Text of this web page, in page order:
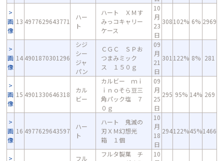
画
像
13 4977629643771
ハー
ト
ハート ＸＭす
みっコキャリー
ケース
10
月
23
日
308102% 6% 2969
画
像
14 4901870301296
シジ
シー
ジャ
パン
ＣＧＣ ＳＰお
つまみミック
ス １５０ｇ
09
月
21
日
301 122% 8% 281
画
像
15 4901330646318
カル
ビー
カルビー ｍｉ
ｉｎｏそら豆三
角パック塩 ７
０ｇ
09
月
25
日
295 95% 14% 269
画
像
16 4977629643597
ハー
ト
ハート 鬼滅の
刃ＸＭ幻想光
箱 １個
10
月
18
日
294122%45%1466
フル
フルタ製菓 チ
10